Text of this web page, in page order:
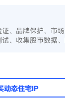
、品牌保护、市
、收集股市数据
动态住宅IP